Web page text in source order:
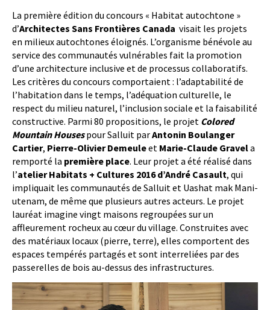
La première édition du concours « Habitat autochtone »
d’Architectes Sans Frontières Canada visait les projets
en milieux autochtones éloignés. L’organisme bénévole au
service des communautés vulnérables fait la promotion
d’une architecture inclusive et de processus collaboratifs.
Les critères du concours comportaient : l’adaptabilité de
l’habitation dans le temps, l’adéquation culturelle, le
respect du milieu naturel, l’inclusion sociale et la faisabilité
constructive. Parmi 80 propositions, le projet Colored
Mountain Housespour Salluit parAntonin Boulanger
Cartier, Pierre-Olivier Demeuleet Marie-Claude Gravela
remporté la première place. Leur projet a été réalisé dans
l’atelier Habitats + Cultures 2016 d’André Casault, qui
impliquait les communautés de Salluit et Uashat mak Mani-
utenam, de même que plusieurs autres acteurs. Le projet
lauréat imagine vingt maisons regroupées sur un
affleurement rocheux au cœur du village. Construites avec
des matériaux locaux (pierre, terre), elles comportent des
espaces tempérés partagés et sont interreliées par des
passerelles de bois au-dessus des infrastructures.